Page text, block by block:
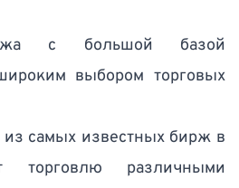
с большой базой
выбором торговых
из самых известных бирж в
торговлю различными